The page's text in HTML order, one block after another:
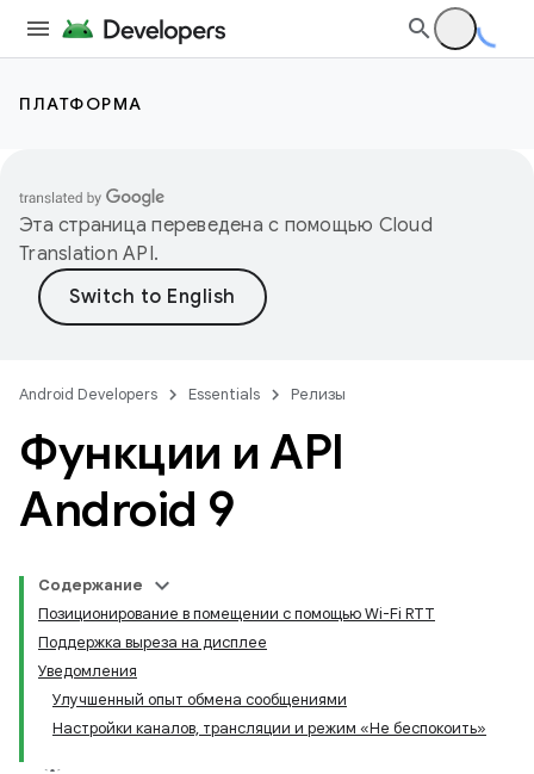
ПЛАТФОРМА
Эта страница переведена с помощью Cloud
Translation API.
Android Developers Essentials Релизы
Функции и API
Android 9
Содержание
Позиционирование в помещении с помощью Wi-Fi RTT
Поддержка выреза на дисплее
Уведомления
Улучшенный опыт обмена сообщениями
Настройки каналов, трансляции и режим «Не беспокоить»